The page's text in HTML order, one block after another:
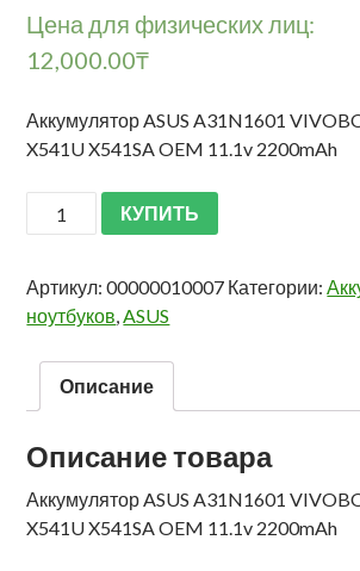
Цена для физических лиц:
12,000.00₸
Аккумулятор ASUS A31N1601
X541U X541SA OEM 11.1v 2200mAh
КУПИТЬ
Артикул:00000010007 Категории:
ноутбуков,ASUS
Описание
Описание товара
Аккумулятор ASUS A31N1601
X541U X541SA OEM 11.1v 2200mAh